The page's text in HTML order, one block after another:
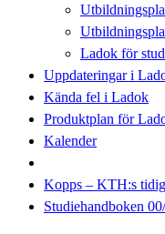
Ladok för
Uppdateringar i
Kända fel i Ladok
Produktplan för
Kalender
Kopps – KTH:s
Studiehandboken